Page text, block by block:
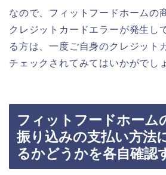
なので、フィットフードホームの
クレジットカードエラーが発生し
る方は、一度ご自身のクレジット
チェックされてみてはいかがでし
フィットフードホーム
振り込みの支払い方法
るかどうかを各自確認